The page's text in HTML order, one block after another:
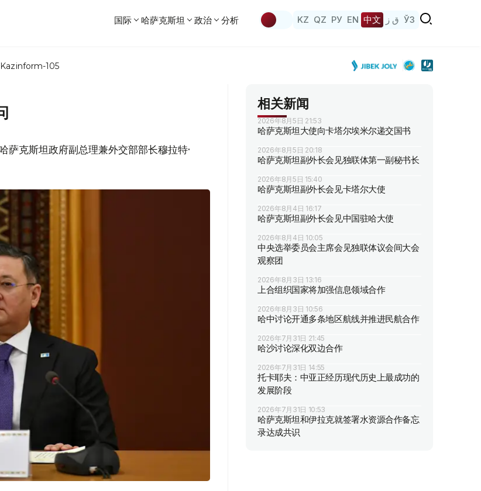
国际 哈萨克斯坦 政治 分析 KZ QZ РУ EN 中文 ق ز ЎЗ
Kazinform-105
萨克斯坦政府副总理兼外交部部长穆拉特·
相关新闻
2026年8月5日 21:53
哈萨克斯坦大使向卡塔尔埃米尔递交国书
2026年8月5日 20:18
哈萨克斯坦副外长会见独联体第一副秘书长
2026年8月5日 15:40
哈萨克斯坦副外长会见卡塔尔大使
2026年8月4日 16:17
哈萨克斯坦副外长会见中国驻哈大使
2026年8月4日 10:05
中央选举委员会主席会见独联体议会间大会
观察团
2026年8月3日 13:16
上合组织国家将加强信息领域合作
2026年8月3日 10:56
哈中讨论开通多条地区航线并推进民航合作
2026年7月31日 21:45
哈沙讨论深化双边合作
2026年7月31日 14:55
托卡耶夫：中亚正经历现代历史上最成功的
发展阶段
2026年7月31日 10:53
哈萨克斯坦和伊拉克就签署水资源合作备忘
录达成共识